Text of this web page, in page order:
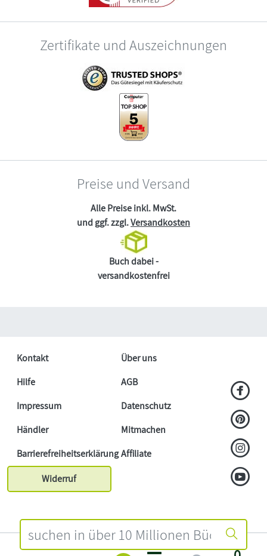
Zertifikate und Auszeichnungen
Preise und Versand
Alle Preise inkl. MwSt.
und ggf. zzgl.Versandkosten
Buch dabei -
versandkostenfrei
Kontakt
Über uns
Hilfe
AGB
Impressum
Datenschutz
Händler
Mitmachen
BarrierefreiheitserklärungAffiliate
Widerruf